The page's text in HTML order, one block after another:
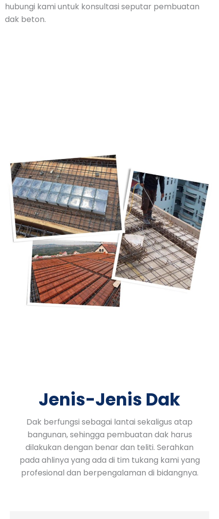
hubungi kami untuk konsultasi seputar pembuatan
dak beton.
Jenis-Jenis Dak
Dak berfungsi sebagai lantai sekaligus atap
bangunan, sehingga pembuatan dak harus
dilakukan dengan benar dan teliti. Serahkan
pada ahlinya yang ada di tim tukang kami yang
profesional dan berpengalaman di bidangnya.